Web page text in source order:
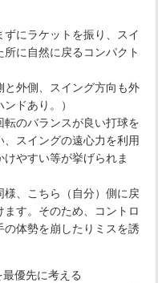
にラケットを振り、スイ
に自然に戻るコンパクト
と外側、スイング方向も外
ドあり。）
のバランスが良い打球を
スイングの遠心力を利用
やすい等が挙げられま
、こちら（自分）側に戻
す。そのため、コントロ
の体勢を崩したりミスを誘
優先に考える